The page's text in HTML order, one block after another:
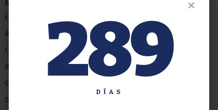
Menú Institucional
Historia
Autoridades
Contacto
Reglamentos
Consejo Resolutivo
Secretaría de Planeamiento Educativo
✕
289
DÍAS